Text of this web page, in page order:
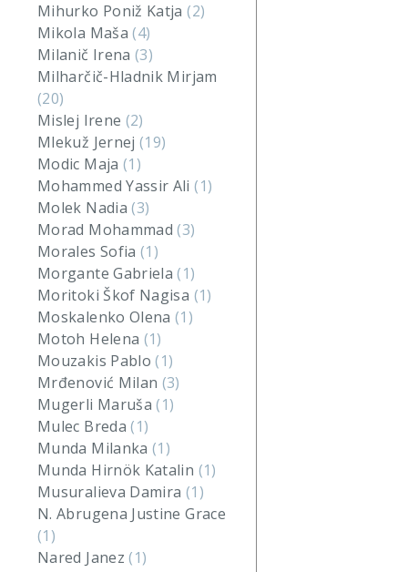
Mihurko Poniž Katja(2)
Mikola Maša(4)
Milanič Irena(3)
Milharčič-Hladnik Mirjam
(20)
Mislej Irene (2)
Mlekuž Jernej(19)
Modic Maja (1)
Mohammed Yassir Ali(1)
Molek Nadia(3)
Morad Mohammad(3)
Morales Sofia(1)
Morgante Gabriela(1)
Moritoki Škof Nagisa (1)
Moskalenko Olena(1)
Motoh Helena (1)
Mouzakis Pablo(1)
Mrđenović Milan (3)
Mugerli Maruša(1)
Mulec Breda(1)
Munda Milanka(1)
Munda Hirnök Katalin (1)
Musuralieva Damira (1)
N. Abrugena Justine Grace
(1)
Nared Janez(1)